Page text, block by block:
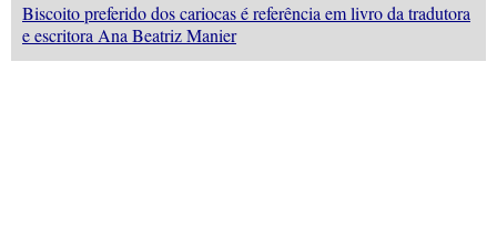
Biscoito preferido dos cariocas é referência em livro da tradutora
e escritora Ana Beatriz Manier